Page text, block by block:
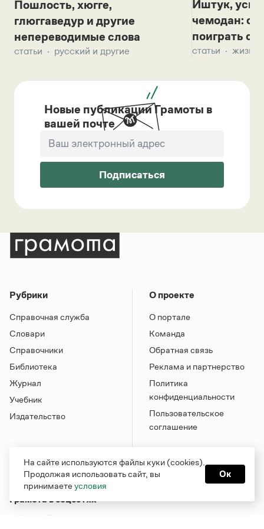
Пошлость, хюгге,
глюггаведур и другие
непереводимые слова
статьи русский и другие
Иштук,
чемодан:
поиграть с
статьи жизнь
Новые публикации Грамоты в
вашей почте
Подписаться
Рубрики
Справочная служба
Словари
Справочники
Библиотека
Журнал
Учебник
Издательство
О проекте
О портале
Команда
Обратная связь
Реклама и партнерство
Политика
конфиденциальности
Пользовательское
соглашение
Грамота в соцсетях
На сайте используются файлы куки (cookies).
Продолжая использовать сайт, вы
принимаетеусловия
Ок